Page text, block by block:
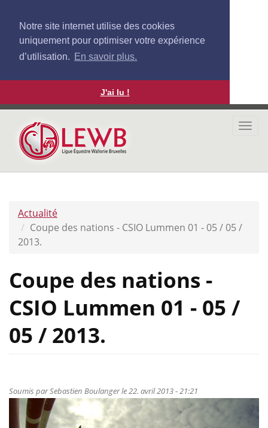
Notre site internet utilise des cookies
uniquement pour optimiser votre expérience
d’utilisation. En savoir plus.
J'ai lu !
Aller
contenu
principal
Actualité
Coupe des nations - CSIO Lummen 01 - 05 / 05 /
2013.
Coupe des nations -
CSIO Lummen 01 - 05 /
05 / 2013.
Soumis parSebastien Boulangerle 22. avril 2013 - 21:21